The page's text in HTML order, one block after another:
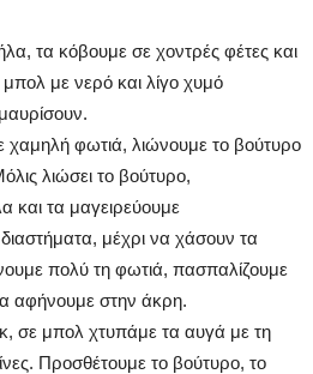
τα κόβουμε σε χοντρές φέτες και
με νερό και λίγο χυμό
χαμηλή φωτιά, λιώνουμε το βούτυρο
λιώσει το βούτυρο,
και τα μαγειρεύουμε
μέχρι να χάσουν τα
πολύ τη φωτιά, πασπαλίζουμε
αφήνουμε στην άκρη.
σε μπολ χτυπάμε τα αυγά με τη
Προσθέτουμε το βούτυρο, το